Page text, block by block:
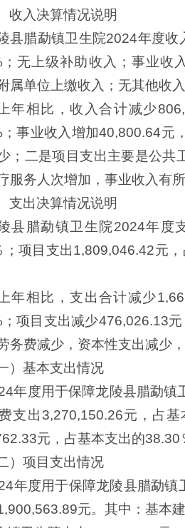
收入决算情况说明
县腊勐镇卫生院2024年度
；无上级补助收入；事业收
属单位上缴收入；无其他收
年相比，收入合计减少
事业收入增加40,800.64元
；二是项目支出主要是公共
服务人次增加，事业收入有
支出决算情况说明
县腊勐镇卫生院2024年度
；项目支出1,809,046.42元
年相比，支出合计减少
项目支出减少476,026.13
务费减少，资本性支出减少
）基本支出情况
年度用于保障龙陵县腊勐镇
支出3,270,150.26元，占
元，占基本支出的38.30
）项目支出情况
年度用于保障龙陵县腊勐
,900,563.89元。其中：基本